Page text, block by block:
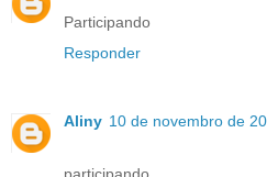
Participando
Responder
Aliny 10 de novembro de